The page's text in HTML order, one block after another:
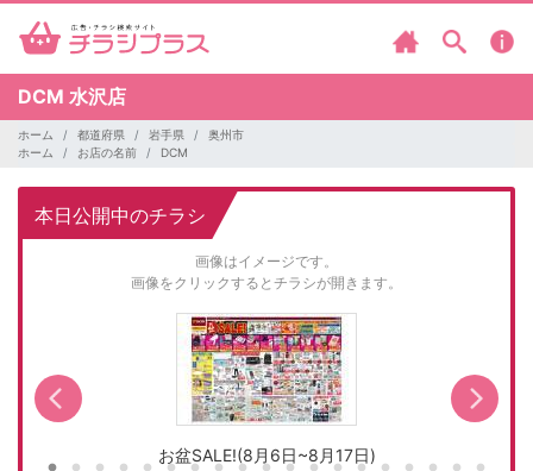
DCM 水沢店
ホーム 都道府県 岩手県
奥州市
ホーム
お店の名前 DCM
本日公開中のチラシ
画像はイメージです。
画像をクリックするとチラシが開きます。
お盆SALE!(8月6日~8月17日)